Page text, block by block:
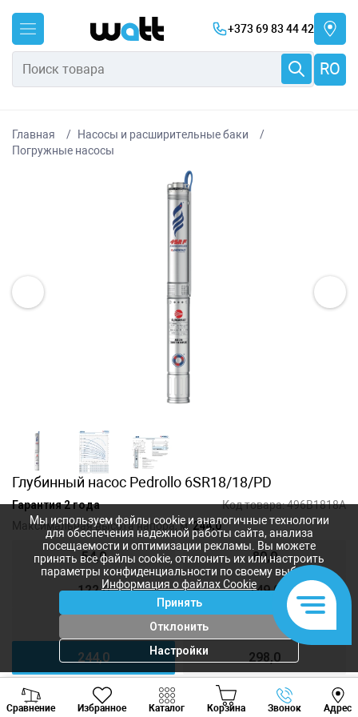
+373 69 83 44 42
RO
Главная
Насосы и расширительные баки
Погружные насосы
Глубинный насос Pedrollo 6SR18/18/PD
Гарантия 2 года Код товара:496B1818A
Максимальная высота напора, м:244,0
54,0 80,0
122,0 149,0
203,0
244,0 298,0
Сравнение Избранное Каталог Корзина Звонок Адрес
Viber Whatsapp
Мы используем файлы cookie и аналогичные технологии
для обеспечения надежной работы сайта, анализа
посещаемости и оптимизации рекламы. Вы можете
принять все файлы cookie, отклонить их или настроить
параметры конфиденциальности по своему выбору.
Информация о файлах Cookie
Принять
Отклонить
Настройки